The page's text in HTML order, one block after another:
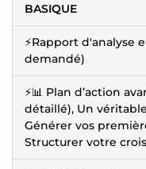
BASIQUE
⚡Rapport d'analyse
demandé)
⚡📊 Plan d’action
détaillé), Un
Générer vos
Structurer votre